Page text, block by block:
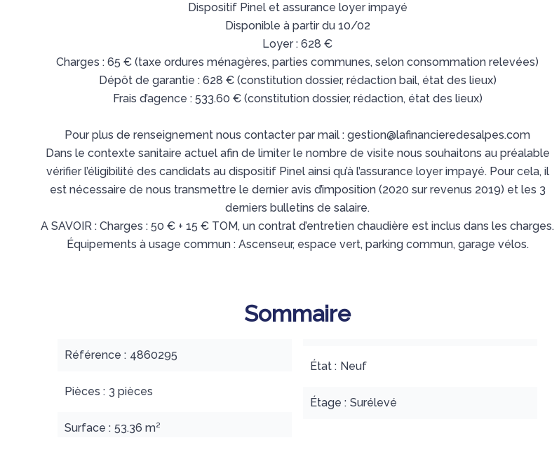
Dispositif Pinel et assurance loyer impayé
Disponible à partir du 10/02
Loyer : 628 €
Charges : 65 € (taxe ordures ménagères, parties communes, selon consommation relevées)
Dépôt de garantie : 628 € (constitution dossier, rédaction bail, état des lieux)
Frais d’agence : 533.60 € (constitution dossier, rédaction, état des lieux)
Pour plus de renseignement nous contacter par mail : gestion@lafinancieredesalpes.com
Dans le contexte sanitaire actuel afin de limiter le nombre de visite nous souhaitons au préalable
vérifier l’éligibilité des candidats au dispositif Pinel ainsi qu’à l’assurance loyer impayé. Pour cela, il
est nécessaire de nous transmettre le dernier avis d’imposition (2020 sur revenus 2019) et les 3
derniers bulletins de salaire.
A SAVOIR : Charges : 50 € + 15 € TOM, un contrat d’entretien chaudière est inclus dans les charges.
Équipements à usage commun : Ascenseur, espace vert, parking commun, garage vélos.
Sommaire
Référence 4860295
Pièces 3 pièces
Surface 53.36 m²
État Neuf
Étage Surélevé